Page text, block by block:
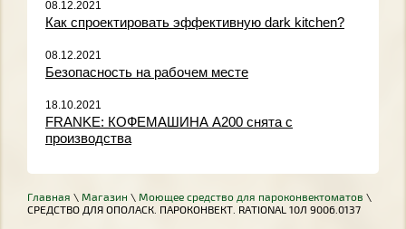
08.12.2021
Как спроектировать эффективную dark kitchen?
08.12.2021
Безопасность на рабочем месте
18.10.2021
FRANKE: КОФЕМАШИНА A200 снята с
производства
Главная \ Магазин \ Моющее средство для пароконвектоматов \
СРЕДСТВО ДЛЯ ОПОЛАСК. ПАРОКОНВЕКТ. RATIONAL 10Л 9006.0137